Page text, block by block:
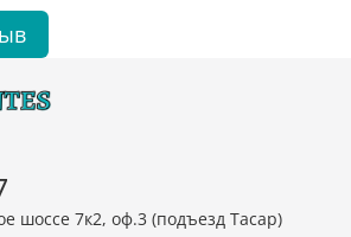
шоссе 7к2, оф.3 (подъезд Тасар)